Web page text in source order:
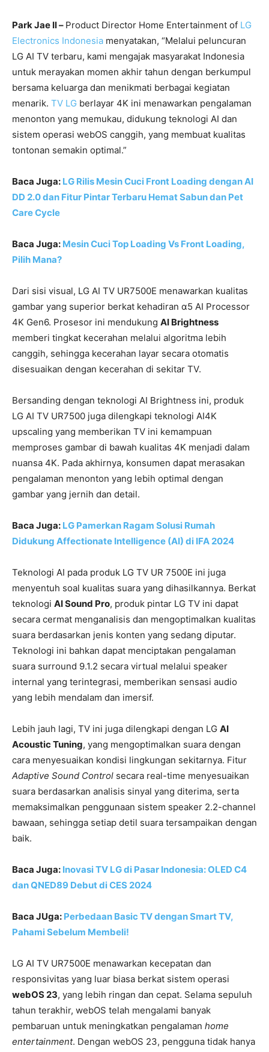
Park Jae Il – Product Director Home Entertainment of LG
Electronics Indonesia menyatakan, “Melalui peluncuran
LG AI TV terbaru, kami mengajak masyarakat Indonesia
untuk merayakan momen akhir tahun dengan berkumpul
bersama keluarga dan menikmati berbagai kegiatan
menarik. TV LG berlayar 4K ini menawarkan pengalaman
menonton yang memukau, didukung teknologi AI dan
sistem operasi webOS canggih, yang membuat kualitas
tontonan semakin optimal.”
Baca Juga: LG Rilis Mesin Cuci Front Loading dengan AI
DD 2.0 dan Fitur Pintar Terbaru Hemat Sabun dan Pet
Care Cycle
Baca Juga: Mesin Cuci Top Loading Vs Front Loading,
Pilih Mana?
Dari sisi visual, LG AI TV UR7500E menawarkan kualitas
gambar yang superior berkat kehadiran α5 AI Processor
4K Gen6. Prosesor ini mendukung AI Brightness
memberi tingkat kecerahan melalui algoritma lebih
canggih, sehingga kecerahan layar secara otomatis
disesuaikan dengan kecerahan di sekitar TV.
Bersanding dengan teknologi AI Brightness ini, produk
LG AI TV UR7500 juga dilengkapi teknologi AI4K
upscaling yang memberikan TV ini kemampuan
memproses gambar di bawah kualitas 4K menjadi dalam
nuansa 4K. Pada akhirnya, konsumen dapat merasakan
pengalaman menonton yang lebih optimal dengan
gambar yang jernih dan detail.
Baca Juga: LG Pamerkan Ragam Solusi Rumah
Didukung Affectionate Intelligence (AI) di IFA 2024
Teknologi AI pada produk LG TV UR 7500E ini juga
menyentuh soal kualitas suara yang dihasilkannya. Berkat
teknologi AI Sound Pro, produk pintar LG TV ini dapat
secara cermat menganalisis dan mengoptimalkan kualitas
suara berdasarkan jenis konten yang sedang diputar.
Teknologi ini bahkan dapat menciptakan pengalaman
suara surround 9.1.2 secara virtual melalui speaker
internal yang terintegrasi, memberikan sensasi audio
yang lebih mendalam dan imersif.
Lebih jauh lagi, TV ini juga dilengkapi dengan LG AI
Acoustic Tuning, yang mengoptimalkan suara dengan
cara menyesuaikan kondisi lingkungan sekitarnya. Fitur
Adaptive Sound Control secara real-time menyesuaikan
suara berdasarkan analisis sinyal yang diterima, serta
memaksimalkan penggunaan sistem speaker 2.2-channel
bawaan, sehingga setiap detil suara tersampaikan dengan
baik.
Baca Juga: Inovasi TV LG di Pasar Indonesia: OLED C4
dan QNED89 Debut di CES 2024
Baca JUga: Perbedaan Basic TV dengan Smart TV,
Pahami Sebelum Membeli!
LG AI TV UR7500E menawarkan kecepatan dan
responsivitas yang luar biasa berkat sistem operasi
webOS 23, yang lebih ringan dan cepat. Selama sepuluh
tahun terakhir, webOS telah mengalami banyak
pembaruan untuk meningkatkan pengalaman home
entertainment. Dengan webOS 23, pengguna tidak hanya